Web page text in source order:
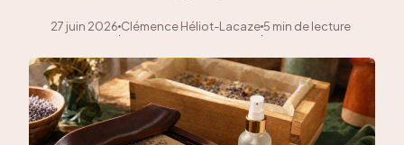
27 juin 2026
·
Clémence Héliot-Lacaze
·
5 min de lecture